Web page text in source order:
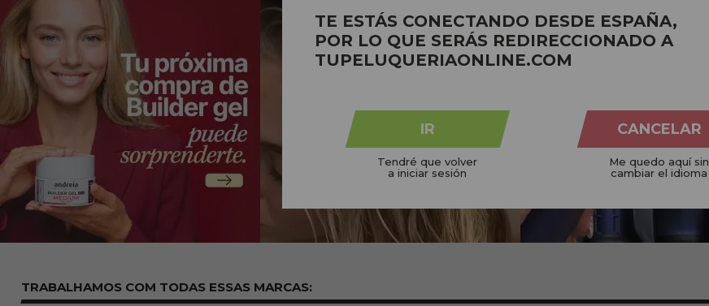
TRABALHAMOS COM TODAS ESSASMARCAS:
TE ESTÁS CONECTANDO DESDE ESPAÑA,
POR LO QUE SERÁS REDIRECCIONADO A
TUPELUQUERIAONLINE.COM
IR
Tendré que volver
a iniciar sesión
CANCELAR
Me quedo aquí sin
cambiar el idioma